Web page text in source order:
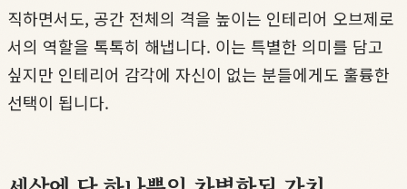
직하면서도, 공간 전체의 격을 높이는 인테리어 오브제로
서의 역할을 톡톡히 해냅니다. 이는 특별한 의미를 담고
싶지만 인테리어 감각에 자신이 없는 분들에게도 훌륭한
선택이 됩니다.